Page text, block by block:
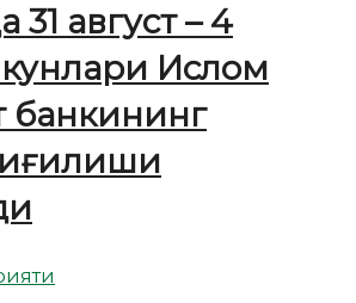
31 август – 4
Ислом
банкининг